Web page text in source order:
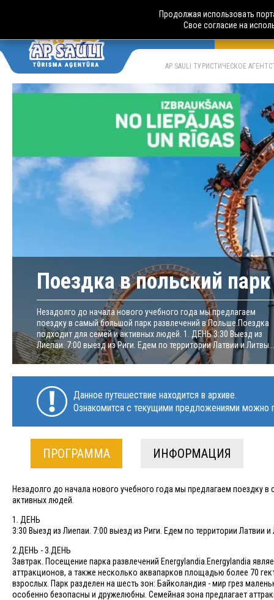
AP SAULI ТУРИСТИЧЕСКОЕ
Поездка в польский
Незадолго до начала нового учебного года мы предлагаем
поездку в самый большой парк развлечений в Польше.Поездка
подходит для семей и активных людей. 1. ДЕНЬ 3:30 Выезд из
Лиепаи. 7:00 выезд из Риги. Едем по территории Латвии и
Данное путешествие находится в архиве.
Ознакомится с текущими предложениями можно
ПРОГРАММА ИНФОРМАЦИЯ
Незадолго до начала нового учебного года мы предлагаем поездку
активных людей.
1. ДЕНЬ
3:30 Выезд из Лиепаи. 7:00 выезд из Риги. Едем по территории
2.ДЕНЬ - 3.ДЕНЬ
Завтрак. Посещение парка развлечений Energylandia.Energylandia
аттракционов, а также несколько аквапарков площадью более 70
взрослых. Парк разделен на шесть зон: Байколандия - мир грез
особенно безопасны и дружелюбны. Семейная зона предлагает
Продолжая использовать
Свое согласие на